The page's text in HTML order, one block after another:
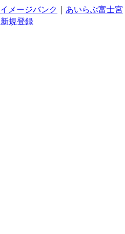
イメージバンク あいらぶ富士宮
新規登録